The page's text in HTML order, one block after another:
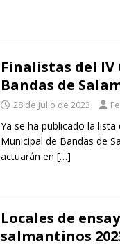
Finalistas del IV
Bandas de
28 de julio de 2023
Ya se ha publicado la
Municipal de Bandas de
actuarán en […]
Locales de
salmantinos